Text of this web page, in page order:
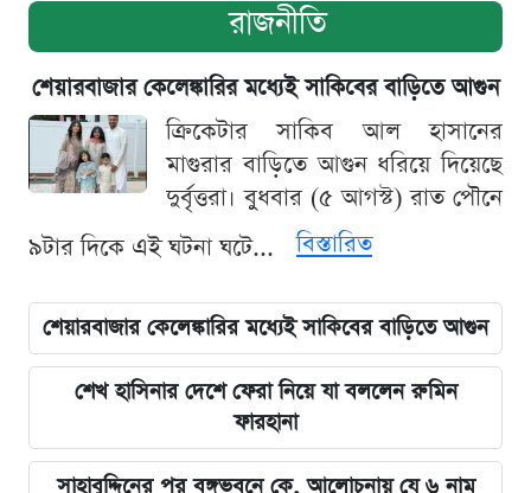
রাজনীতি
শেয়ারবাজার কেলেঙ্কারির মধ্যেই সাকিবের বাড়িতে আগুন
ক্রিকেটার সাকিব আল হাসানের
মাগুরার বাড়িতে আগুন ধরিয়ে দিয়েছে
দুর্বৃত্তরা। বুধবার (৫ আগস্ট) রাত পৌনে
৯টার দিকে এই ঘটনা ঘটে...
বিস্তারিত
শেয়ারবাজার কেলেঙ্কারির মধ্যেই সাকিবের বাড়িতে আগুন
শেখ হাসিনার দেশে ফেরা নিয়ে যা বললেন রুমিন
ফারহানা
সাহাবুদ্দিনের পর বঙ্গভবনে কে, আলোচনায় যে ৬ নাম